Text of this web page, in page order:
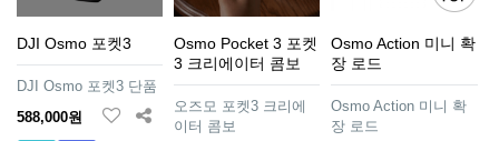
DJI Osmo 포켓3
DJI Osmo 포켓3 단품
588,000원
Osmo Pocket 3 포켓
3 크리에이터 콤보
오즈모 포켓3 크리에
이터 콤보
Osmo Action 미니 확
장 로드
Osmo Action 미니 확
장 로드